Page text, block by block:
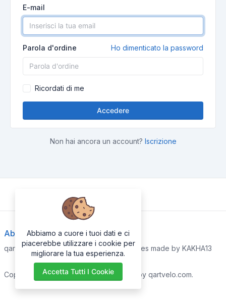
E-mail
Parola d'ordine Ho dimenticato la password
Ricordati di me
Accedere
Non hai ancora un account? Iscrizione
About Us
qartvelo.com free online tools and services made by KAKHA13
Copyrights © 2026. All Rights Reserved by qartvelo.com.
Abbiamo a cuore i tuoi dati e ci
piacerebbe utilizzare i cookie per
migliorare la tua esperienza.
Accetta Tutti I Cookie